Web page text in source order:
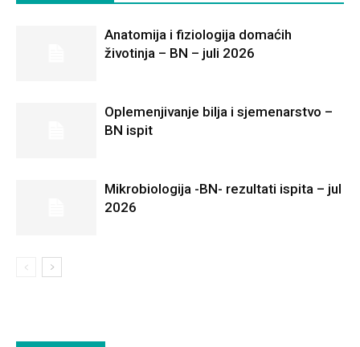
Anatomija i fiziologija domaćih
životinja – BN – juli 2026
Oplemenjivanje bilja i sjemenarstvo –
BN ispit
Mikrobiologija -BN- rezultati ispita – jul
2026